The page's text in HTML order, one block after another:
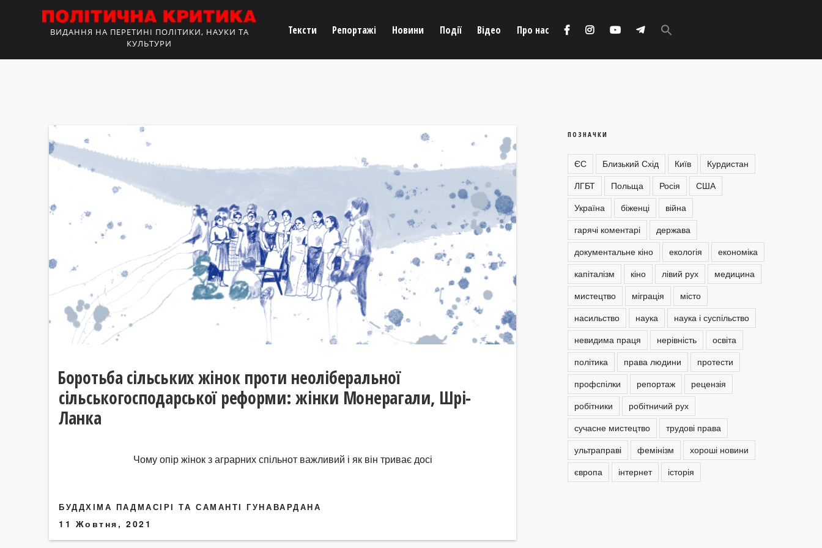
ВИДАННЯ НА ПЕРЕТИНІ ПОЛІТИКИ, НАУКИ ТА
КУЛЬТУРИ
Тексти Репортажі Новини Події Відео Про нас
Боротьба сільських жінок проти неоліберальної
сільськогосподарської реформи: жінки Монерагали, Шрі-
Ланка
Чому опір жінок з аграрних спільнот важливий і як він триває досі
БУДДХІМА ПАДМАСІРІ ТА САМАНТІ ГУНАВАРДАНА
11 Жовтня, 2021
ПОЗНАЧКИ
ЄС Близький Схід Київ
Курдистан
ЛГБТ
Польща Росія
США
Україна
біженці
війна
гарячі коментарі
держава
документальне кіно
екологія
економіка
капіталізм
кіно лівий рух
медицина
мистецтво
міграція
місто
насильство
наука
наука і суспільство
невидима праця
нерівність
освіта
політика
права людини
протести
профспілки
репортаж
рецензія
робітники
робітничий рух
сучасне мистецтво
трудові права
ультраправі
фемінізм
хороші новини
європа
інтернет історія